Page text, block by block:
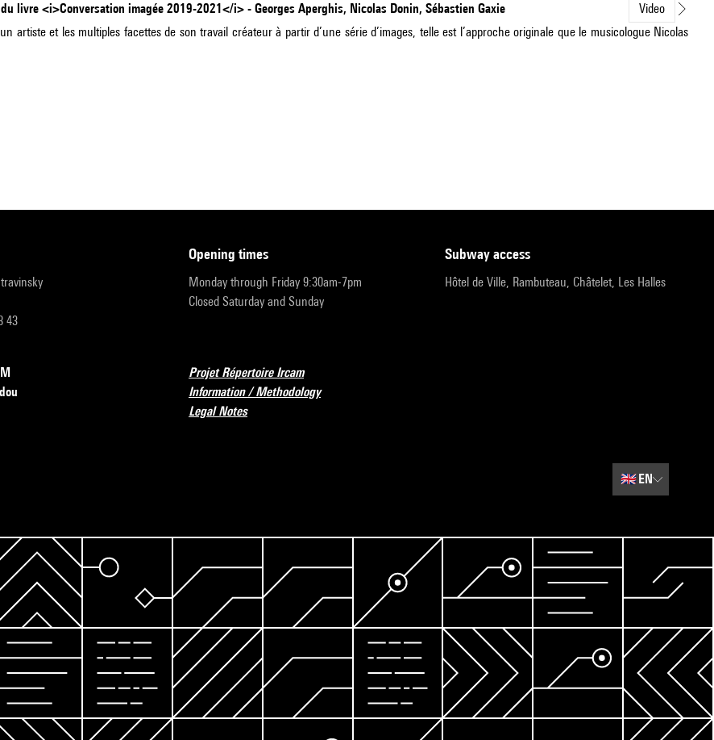
livre <i>Conversation imagée 2019-2021</i> - Georges Aperghis, Nicolas Donin, Sébastien Gaxie
Video
artiste et les multiples facettes de son travail créateur à partir d’une série d’images, telle est l’approche originale que le musicologue Nicolas
43
opening times
Monday through Friday 9:30am-7pm
Closed Saturday and Sunday
subway access
Hôtel de Ville, Rambuteau, Châtelet, Les Halles
Projet Répertoire Ircam
Information / Methodology
Legal Notes
🇬🇧EN